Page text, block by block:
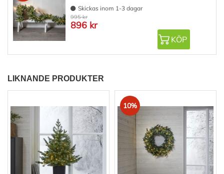
Skickas inom 1-3 dagar
995 kr
896 kr
KÖP
LIKNANDE PRODUKTER
10%